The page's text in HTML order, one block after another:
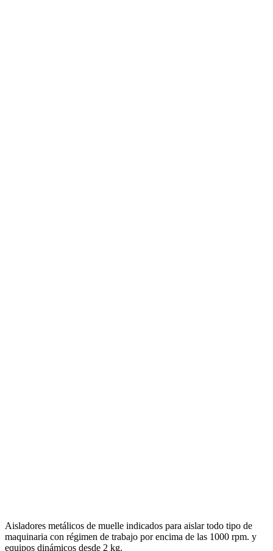
Aisladores metálicos de muelle indicados para aislar todo tipo de
maquinaria con régimen de trabajo por encima de las 1000 rpm. y
equipos dinámicos desde 2 kg.